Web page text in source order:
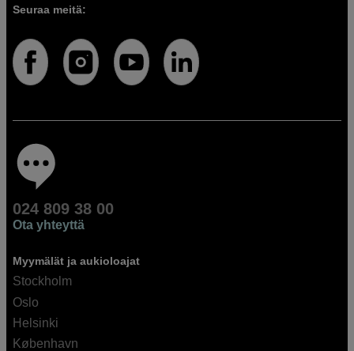
Seuraa meitä:
024 809 38 00
Ota yhteyttä
Myymälät ja aukioloajat
Stockholm
Oslo
Helsinki
København